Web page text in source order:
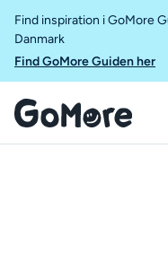
Find inspiration i GoMore
Danmark
Find GoMore Guiden her